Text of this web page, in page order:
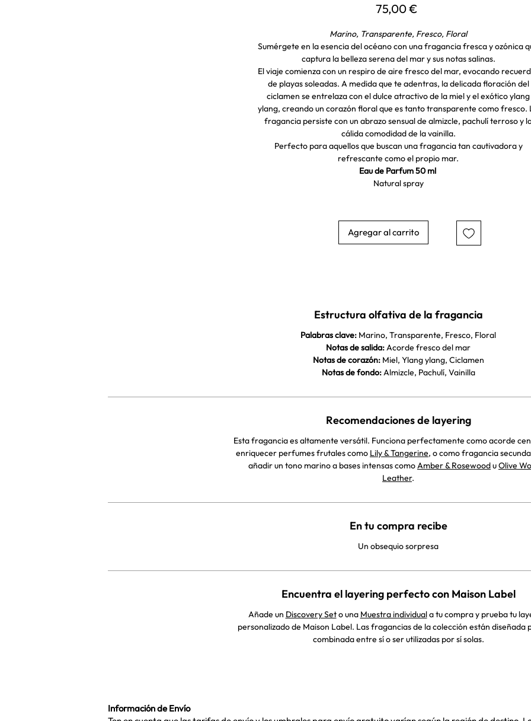
75,00 €
Marino, Transparente, Fresco, Floral
Sumérgete en la esencia del océano con una fragancia fresca y ozónica
captura la belleza serena del mar y sus notas salinas.
El viaje comienza con un respiro de aire fresco del mar, evocando
de playas soleadas. A medida que te adentras, la delicada floración del
ciclamen se entrelaza con el dulce atractivo de la miel y el exótico ylang
ylang, creando un corazón floral que es tanto transparente como fresco.
fragancia persiste con un abrazo sensual de almizcle, pachulí terroso y
cálida comodidad de la vainilla.
Perfecto para aquellos que buscan una fragancia tan cautivadora y
refrescante como el propio mar.
Eau de Parfum 50 ml
Natural spray
Agregar al carrito
Estructura olfativa de la fragancia
Palabras clave: Marino, Transparente, Fresco, Floral
Notas de salida:Acorde fresco del mar
Notas de corazón:Miel, Ylang ylang, Ciclamen
Notas de fondo:Almizcle, Pachulí, Vainilla
Recomendaciones de layering
Esta fragancia es altamente versátil. Funciona perfectamente como acorde
enriquecer perfumes frutales como Lily & Tangerine, o como fragancia
añadir un tono marino a bases intensas comoAmber & RosewooduOlive
Leather.
En tu compra recibe
Un obsequio sorpresa
Encuentra el layering perfecto con Maison Label
Añade un Discovery Seto una Muestra individuala tu compra y prueba tu
personalizado de Maison Label. Las fragancias de la colección están diseñada
combinada entre sí o ser utilizadas por sí solas.
Información de Envío